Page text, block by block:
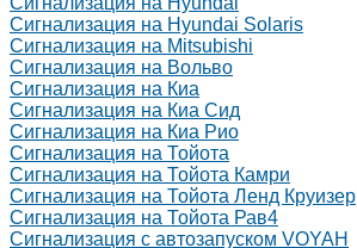
Сигнализация на Hyundai Solaris
Сигнализация на Mitsubishi
Сигнализация на Вольво
Сигнализация на Киа
Сигнализация на Киа Cид
Сигнализация на Киа Рио
Сигнализация на Тойота
Сигнализация на Тойота Камри
Сигнализация на Тойота Ленд Круизер
Сигнализация на Тойота Рав4
Сигнализация с автозапуском VOYAH